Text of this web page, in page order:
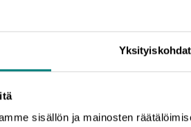
Yksityiskohdat
sisällön ja mainosten
kehittämiseen. Ely-
ja esimerkiksi erilaisten
että kasvuhalua hänellä kyllä on ja
lisääntymässä, mutta uskon
on, Merja raottaa alan kuulumisia.